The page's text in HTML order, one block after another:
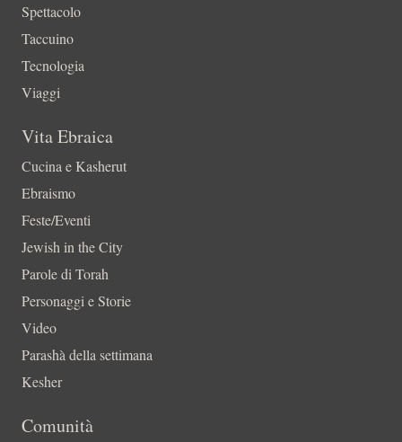
Spettacolo
Taccuino
Tecnologia
Viaggi
Vita Ebraica
Cucina e Kasherut
Ebraismo
Feste/Eventi
Jewish in the City
Parole di Torah
Personaggi e Storie
Video
Parashà della settimana
Kesher
Comunità